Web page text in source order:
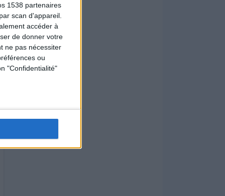
1538 partenaires
scan d'appareil.
accéder à
de donner votre
ne pas nécessiter
ou
"Confidentialité"